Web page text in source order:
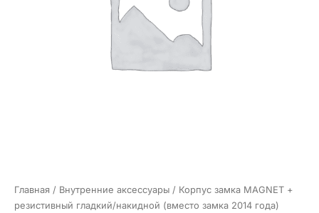
Главная / Внутренние аксессуары / Корпус замка MAGNET +
резистивный гладкий/накидной (вместо замка 2014 года)